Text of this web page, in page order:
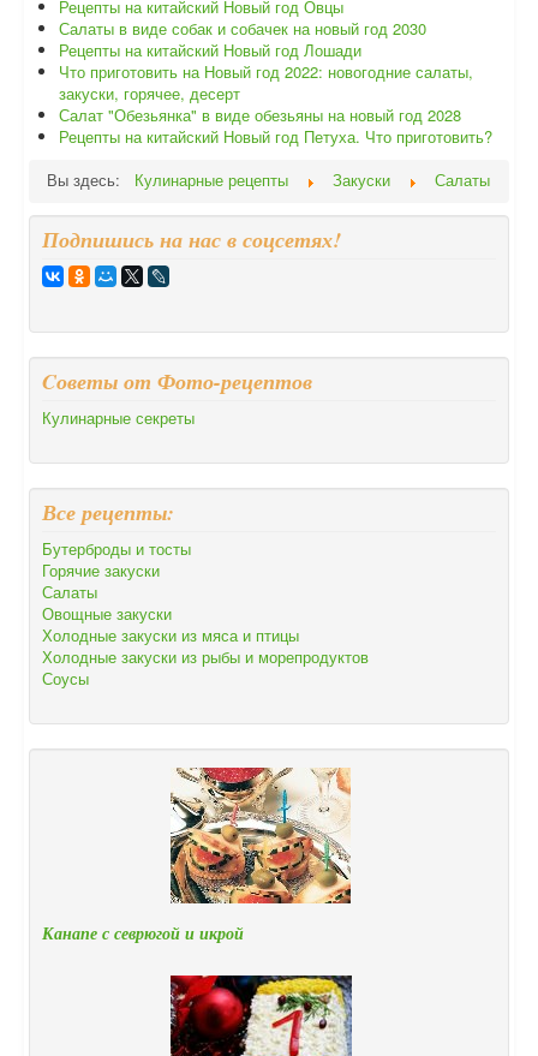
Рецепты на китайский Новый год Овцы
Салаты в виде собак и собачек на новый год 2030
Рецепты на китайский Новый год Лошади
Что приготовить на Новый год 2022: новогодние салаты,
закуски, горячее, десерт
Салат "Обезьянка" в виде обезьяны на новый год 2028
Рецепты на китайский Новый год Петуха. Что приготовить?
Вы здесь:
Кулинарные рецепты Закуски Салаты
Подпишись на нас в соцсетях!
Cоветы от Фото-рецептов
Кулинарные секреты
Все рецепты:
Бутерброды и тосты
Горячие закуски
Салаты
Овощные закуски
Холодные закуски из мяса и птицы
Холодные закуски из рыбы и морепродуктов
Соусы
Канапе с севрюгой и икрой